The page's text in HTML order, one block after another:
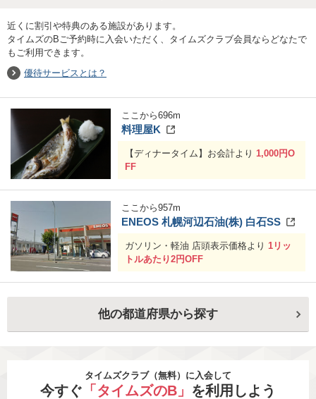
近くに割引や特典のある施設があります。
タイムズのBご予約時に入会いただく、タイムズクラブ会員ならどなたで
もご利用できます。
優待サービスとは？
ここから696m
料理屋K
【ディナータイム】お会計より 1,000円O
FF
ここから957m
ENEOS 札幌河辺石油(株) 白石SS
ガソリン・軽油 店頭表示価格より 1リッ
トルあたり2円OFF
他の都道府県から探す
タイムズクラブ（無料）に入会して
今すぐ 「タイムズのB」 を利用しよう